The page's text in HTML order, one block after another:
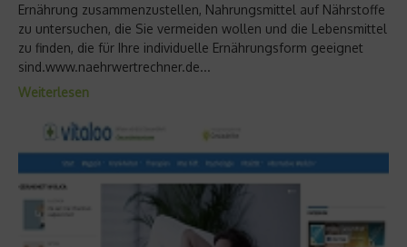
Ernährung zusammenzustellen, Nahrungsmittel auf Nährstoffe
zu untersuchen, die Sie vermeiden wollen und die Lebensmittel
zu finden, die für Ihre individuelle Ernährungsform geeignet
sind.www.naehrwertrechner.de...
Weiterlesen